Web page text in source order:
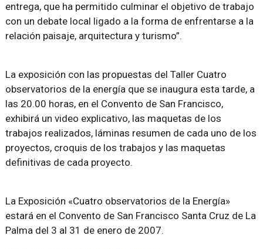
entrega, que ha permitido culminar el objetivo de trabajo
con un debate local ligado a la forma de enfrentarse a la
relación paisaje, arquitectura y turismo”.
La exposición con las propuestas del Taller Cuatro
observatorios de la energía que se inaugura esta tarde, a
las 20.00 horas, en el Convento de San Francisco,
exhibirá un video explicativo, las maquetas de los
trabajos realizados, láminas resumen de cada uno de los
proyectos, croquis de los trabajos y las maquetas
definitivas de cada proyecto.
La Exposición «Cuatro observatorios de la Energía»
estará en el Convento de San Francisco Santa Cruz de La
Palma del 3 al 31 de enero de 2007.